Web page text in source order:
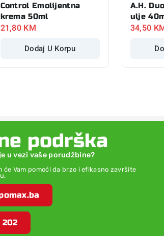
Control Emolijentna
krema 50ml
21,80 KM
Dodaj U Korpu
A.H.
ulje
34,50
podrška
u vezi vaše porudžbine?
će Vam pomoći da brzo i efikasno završite
202